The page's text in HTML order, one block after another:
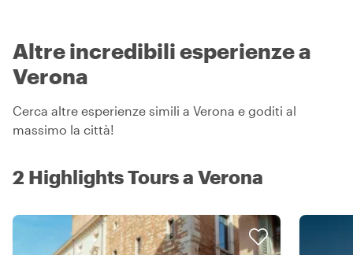
Altre incredibili esperienze a
Verona
Cerca altre esperienze simili a Verona e goditi al
massimo la città!
2 Highlights Tours a Verona